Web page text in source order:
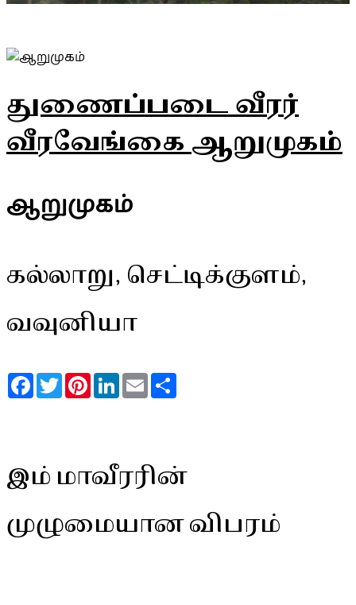
துணைப்படை வீரர்
வீரவேங்கை ஆறுமுகம்
ஆறுமுகம்
கல்லாறு, செட்டிக்குளம்,
வவுனியா
FacebookTwitterPinterestLinkedInEmail
இம் மாவீரரின்
முழுமையான விபரம்